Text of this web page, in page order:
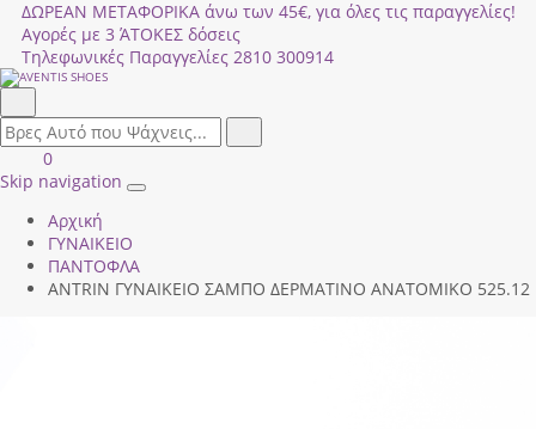
ΔΩΡΕΑΝ ΜΕΤΑΦΟΡΙΚΑ άνω των 45€, για όλες τις παραγγελίες!
Αγορές με 3 ΆΤΟΚΕΣ δόσεις
Τηλεφωνικές Παραγγελίες 2810 300914
field.search
Είσοδος
|
ΚΑΛΑΘΙ
ΑΓΟΡΩΝ
0
Skip navigation
Toggle
Αρχική
ΓΥΝΑΙΚΕΙΟ
ΠΑΝΤΟΦΛΑ
ANTRIN ΓΥΝΑΙΚΕΙΟ ΣΑΜΠΟ ΔΕΡΜΑΤΙΝΟ ΑΝΑΤΟΜΙΚΟ 525.12